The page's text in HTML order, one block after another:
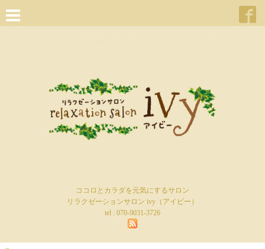
ココロとカラダを元気にするサロン
リラクゼーションサロン ivy（アイビー）
tel : 070-9031-3726